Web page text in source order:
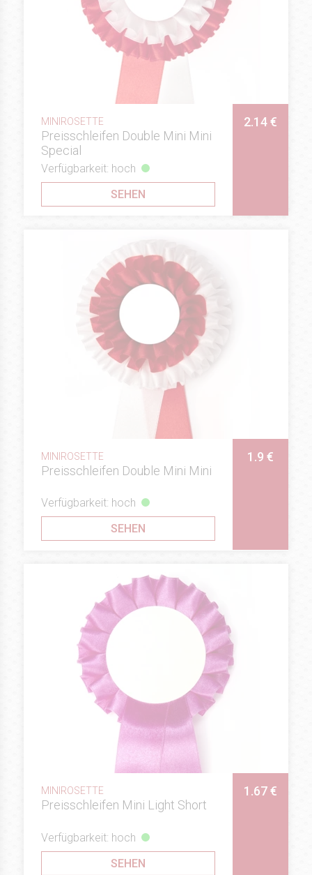
MINIROSETTE
Preisschleifen Double Mini Mini
Special
2.14 €
Verfügbarkeit: hoch
SEHEN
MINIROSETTE
Preisschleifen Double Mini Mini
1.9 €
Verfügbarkeit: hoch
SEHEN
MINIROSETTE
Preisschleifen Mini Light Short
1.67 €
Verfügbarkeit: hoch
SEHEN